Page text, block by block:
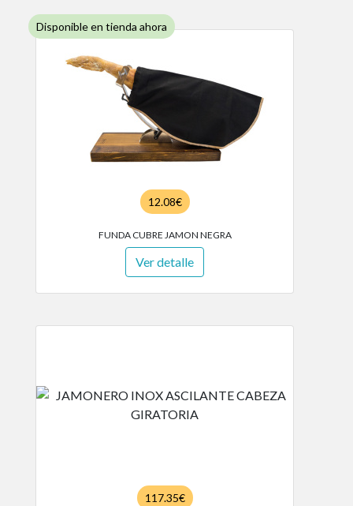
Disponible en tienda ahora
12.08€
FUNDA CUBRE JAMON NEGRA
Ver detalle
117.35€